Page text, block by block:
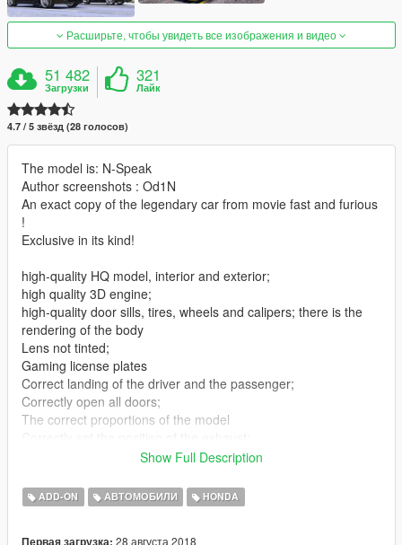
Расширьте, чтобы увидеть все изображения и видео
51 482
Загрузки
321
Лайк
4.7 / 5 звёзд (28 голосов)
The model is: N-Speak
Author screenshots : Od1N
An exact copy of the legendary car from movie fast and furious
!
Exclusive in its kind!
high-quality HQ model, interior and exterior;
high quality 3D engine;
high-quality door sills, tires, wheels and calipers; there is the
rendering of the body
Lens not tinted;
Gaming license plates
Correct landing of the driver and the passenger;
Correctly open all doors;
The correct proportions of the model
The animation of the engine and exhaust
Working lights to all appliances;
Working neon lights;
Show Full Description
ADD-ON АВТОМОБИЛИ HONDA
Первая загрузка: 28 августа 2018